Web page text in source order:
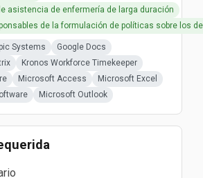
asistencia de enfermería de larga duración
de la formulación de políticas sobre los
Systems
Google Docs
Kronos Workforce Timekeeper
Microsoft Access
Microsoft Excel
Microsoft Outlook